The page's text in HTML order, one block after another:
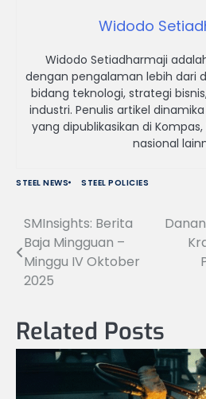
Widodo
Widodo Setiadharmaji
dengan pengalaman lebih dari
bidang teknologi, strategi
industri. Penulis artikel
yang dipublikasikan di
nasional
STEEL NEWS STEEL POLICIES
Navigasi
pos
SMInsights: Berita
Baja Mingguan –
Minggu IV Oktober
2025
Related Posts